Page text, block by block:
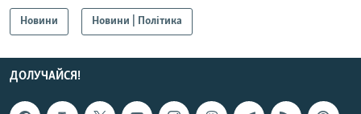
Новини Новини | Політика
ДОЛУЧАЙСЯ!